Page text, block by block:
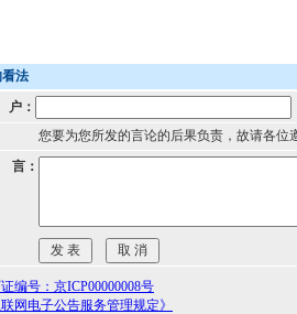
法
：
您要为您所发的言论的后果负责，故请各位
：
编号：京ICP00000008号
网电子公告服务管理规定》